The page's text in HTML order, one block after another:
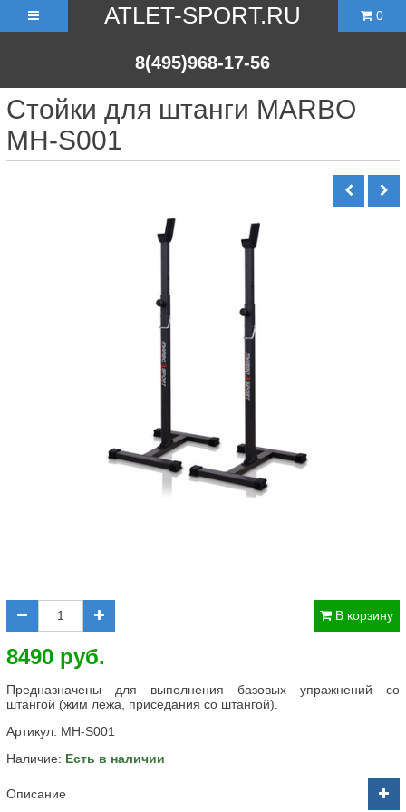
ATLET-SPORT.RU
8(495)968-17-56
0
Стойки для штанги MARBO
MH-S001
В корзину
8490 руб.
Предназначены для выполнения базовых упражнений со
штангой (жим лежа, приседания со штангой).
Артикул: MH-S001
Наличие: Есть в наличии
Описание